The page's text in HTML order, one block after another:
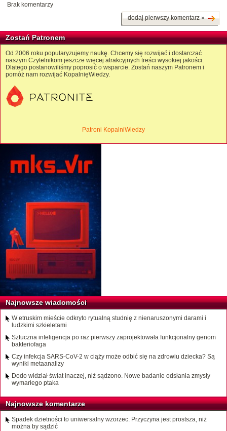
Brak komentarzy
dodaj pierwszy komentarz »
Zostań Patronem
Od 2006 roku popularyzujemy naukę. Chcemy się rozwijać i dostarczać
naszym Czytelnikom jeszcze więcej atrakcyjnych treści wysokiej jakości.
Dlatego postanowiliśmy poprosić o wsparcie. Zostań naszym Patronem i
pomóż nam rozwijać KopalnięWiedzy.
Patroni KopalniWiedzy
Najnowsze wiadomości
W etruskim mieście odkryto rytualną studnię z nienaruszonymi darami i
ludzkimi szkieletami
Sztuczna inteligencja po raz pierwszy zaprojektowała funkcjonalny genom
bakteriofaga
Czy infekcja SARS-CoV-2 w ciąży może odbić się na zdrowiu dziecka? Są
wyniki metaanalizy
Dodo widział świat inaczej, niż sądzono. Nowe badanie odsłania zmysły
wymarłego ptaka
Najnowsze komentarze
Spadek dzietności to uniwersalny wzorzec. Przyczyna jest prostsza, niż
można by sądzić